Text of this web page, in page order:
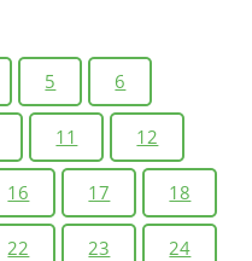
5 6
11 12
16 17 18
22 23 24